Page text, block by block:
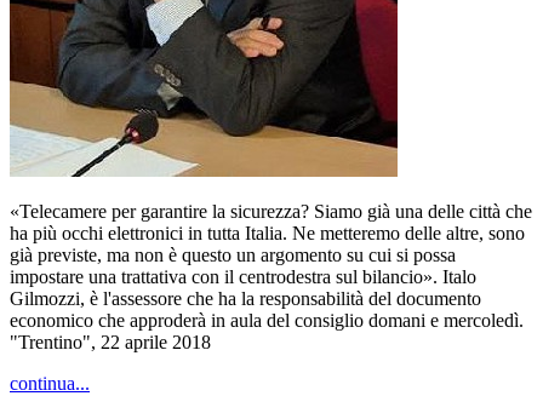
«Telecamere per garantire la sicurezza? Siamo già una delle città che
ha più occhi elettronici in tutta Italia. Ne metteremo delle altre, sono
già previste, ma non è questo un argomento su cui si possa
impostare una trattativa con il centrodestra sul bilancio». Italo
Gilmozzi, è l'assessore che ha la responsabilità del documento
economico che approderà in aula del consiglio domani e mercoledì.
"Trentino", 22 aprile 2018
continua...